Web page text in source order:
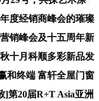
度经销商峰会的璀璨
销峰会及十五周年新
十月科顺多彩新品发
和终端 富轩全屋门窗
]第20届R+T Asia亚洲